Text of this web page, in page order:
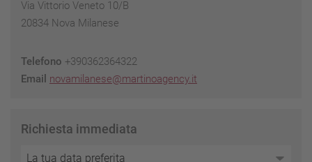
Via Vittorio Veneto 10/B
20834 Nova Milanese
Telefono +390362364322
Email novamilanese@martinoagency.it
Richiesta immediata